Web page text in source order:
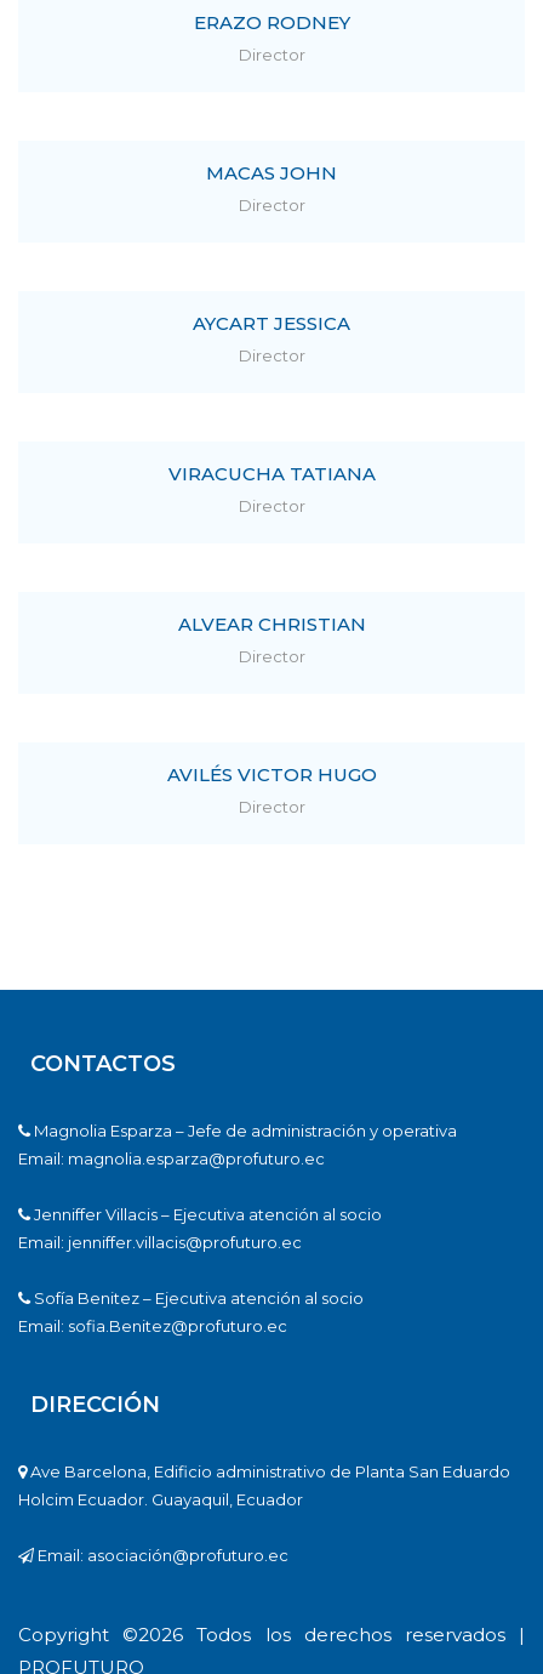
ERAZO RODNEY
Director
MACAS JOHN
Director
AYCART JESSICA
Director
VIRACUCHA TATIANA
Director
ALVEAR CHRISTIAN
Director
AVILÉS VICTOR HUGO
Director
CONTACTOS
Magnolia Esparza – Jefe de administración y operativa
Email: magnolia.esparza@profuturo.ec
Jenniffer Villacis – Ejecutiva atención al socio
Email: jenniffer.villacis@profuturo.ec
Sofía Benitez – Ejecutiva atención al socio
Email: sofia.Benitez@profuturo.ec
DIRECCIÓN
Ave Barcelona, Edificio administrativo de Planta San Eduardo
Holcim Ecuador. Guayaquil, Ecuador
Email: asociación@profuturo.ec
Copyright ©2026 Todos los derechos reservados |
PROFUTURO